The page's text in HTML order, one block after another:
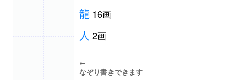
龍 16画
人 2画
←
なぞり書きできます